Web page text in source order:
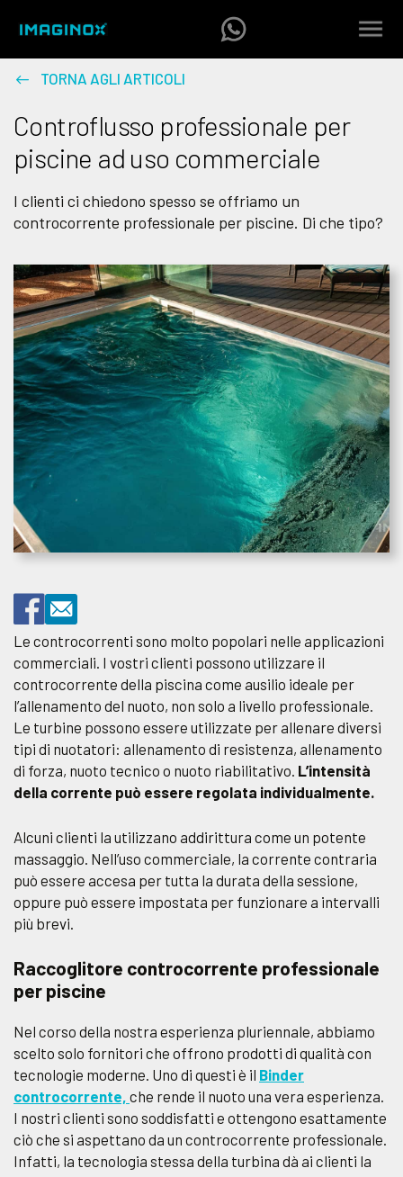
TORNA AGLI ARTICOLI
Controflusso professionale per
piscine ad uso commerciale
I clienti ci chiedono spesso se offriamo un
controcorrente professionale per piscine. Di che tipo?
Le controcorrenti sono molto popolari nelle applicazioni
commerciali. I vostri clienti possono utilizzare il
controcorrente della piscina come ausilio ideale per
l’allenamento del nuoto, non solo a livello professionale.
Le turbine possono essere utilizzate per allenare diversi
tipi di nuotatori: allenamento di resistenza, allenamento
di forza, nuoto tecnico o nuoto riabilitativo. L’intensità
della corrente può essere regolata individualmente.
Alcuni clienti la utilizzano addirittura come un potente
massaggio. Nell’uso commerciale, la corrente contraria
può essere accesa per tutta la durata della sessione,
oppure può essere impostata per funzionare a intervalli
più brevi.
Raccoglitore controcorrente professionale
per piscine
Nel corso della nostra esperienza pluriennale, abbiamo
scelto solo fornitori che offrono prodotti di qualità con
tecnologie moderne. Uno di questi è il Binder
controcorrente, che rende il nuoto una vera esperienza.
I nostri clienti sono soddisfatti e ottengono esattamente
ciò che si aspettano da un controcorrente professionale.
Infatti, la tecnologia stessa della turbina dà ai clienti la